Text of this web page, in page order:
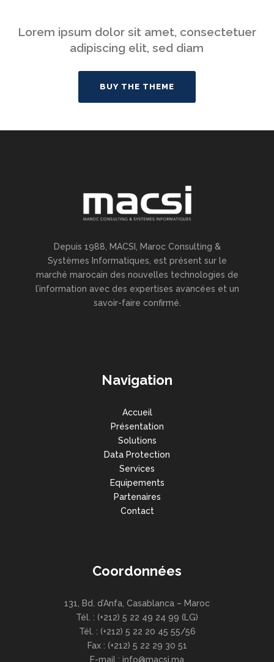
Lorem ipsum dolor sit amet, consectetuer
adipiscing elit, sed diam
BUY THE THEME
Depuis 1988, MACSI, Maroc Consulting &
Systèmes Informatiques, est présent sur le
marché marocain des nouvelles technologies de
l’information avec des expertises avancées et un
savoir-faire confirmé.
Navigation
Accueil
Présentation
Solutions
Data Protection
Services
Equipements
Partenaires
Contact
Coordonnées
131, Bd. d’Anfa, Casablanca – Maroc
Tél. : (+212) 5 22 49 24 99 (LG)
Tél. : (+212) 5 22 20 45 55/56
Fax : (+212) 5 22 29 30 51
E-mail : info@macsi.ma